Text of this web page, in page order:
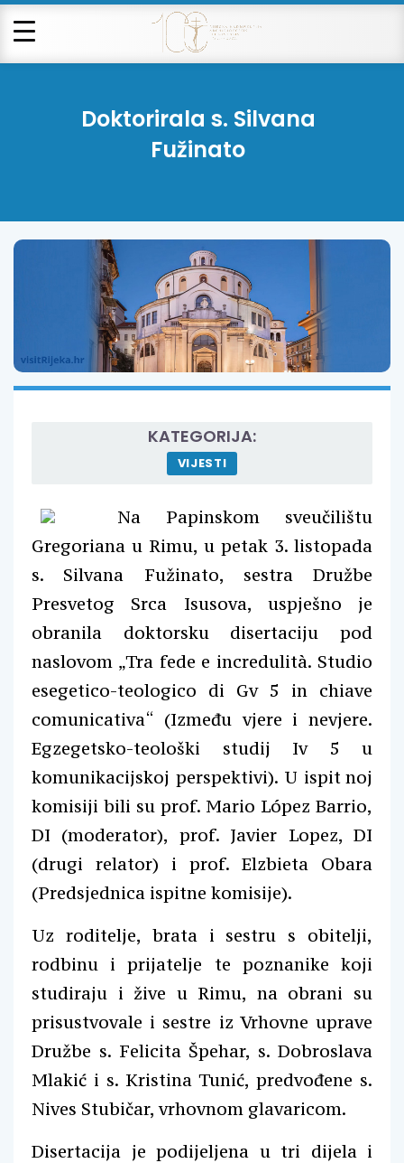
Doktorirala s. Silvana
Fužinato
KATEGORIJA:
VIJESTI
Na Papinskom sveučilištu
Gregoriana u Rimu, u petak 3. listopada
s. Silvana Fužinato, sestra Družbe
Presvetog Srca Isusova, uspješno je
obranila doktorsku disertaciju pod
naslovom „Tra fede e incredulità. Studio
esegetico-teologico di Gv 5 in chiave
comunicativa“ (Između vjere i nevjere.
Egzegetsko-teološki studij Iv 5 u
komunikacijskoj perspektivi). U ispit noj
komisiji bili su prof. Mario López Barrio,
DI (moderator), prof. Javier Lopez, DI
(drugi relator) i prof. Elzbieta Obara
(Predsjednica ispitne komisije).
Uz roditelje, brata i sestru s obitelji,
rodbinu i prijatelje te poznanike koji
studiraju i žive u Rimu, na obrani su
prisustvovale i sestre iz Vrhovne uprave
Družbe s. Felicita Špehar, s. Dobroslava
Mlakić i s. Kristina Tunić, predvođene s.
Nives Stubičar, vrhovnom glavaricom.
Disertacija je podijeljena u tri dijela i